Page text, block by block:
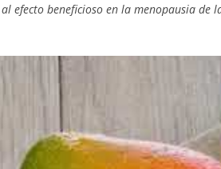
efecto beneficioso en la menopausia de